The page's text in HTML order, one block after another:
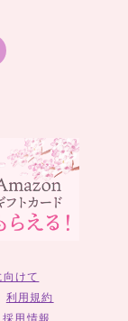
けて
利用規約
採用情報